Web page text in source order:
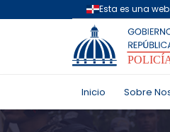
Inicio Sobre